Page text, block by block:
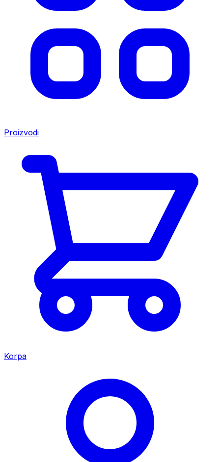
Proizvodi
Korpa